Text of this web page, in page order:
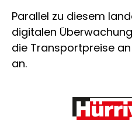
Parallel zu diesem
digitalen
die Transportpreise
an.